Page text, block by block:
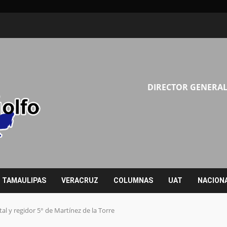
DIRECTOR
TAMAULIPAS VERACRUZ COLUMNAS UAT
y regidor 5° de Martínez de la Torre